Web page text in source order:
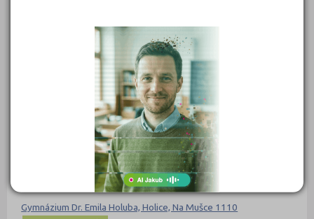
Gymnázium Děčín, příspěvková organizace
Gymnázium dr. A. Hrdličky Humpolec
Gymnázium Dr. Antona Randy, Jablonec nad Nisou, příspěvková
Gymnázium Dr. Emila Holuba, Holice, Na Mušce 1110